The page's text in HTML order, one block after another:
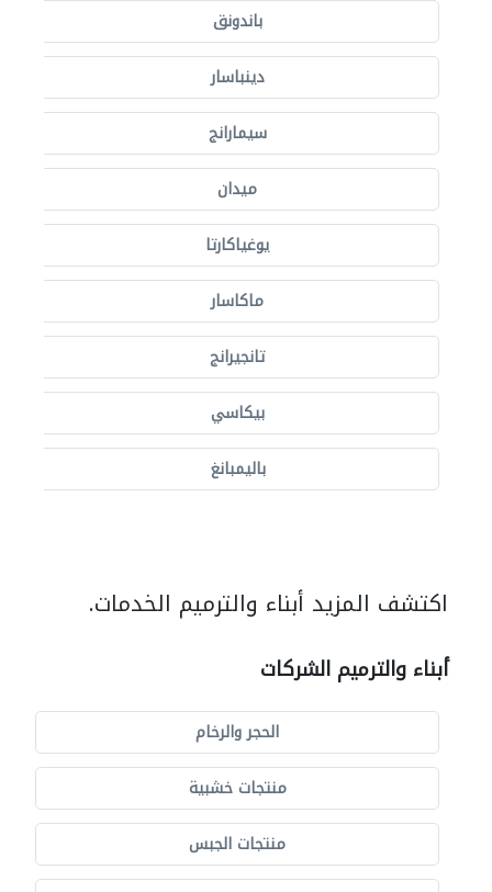
باندونق
دينباسار
سيمارانج
ميدان
يوغياكارتا
ماكاسار
تانجيرانج
بيكاسي
باليمبانغ
اكتشف المزيد أبناء والترميم الخدمات.
أبناء والترميم الشركات
الحجر والرخام
منتجات خشبية
منتجات الجبس